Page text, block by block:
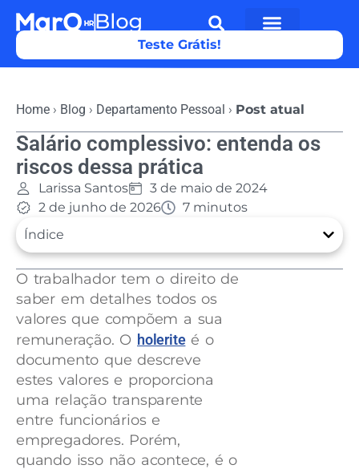
Teste Grátis!
Home › Blog › Departamento Pessoal › Post atual
Salário complessivo: entenda os
riscos dessa prática
Larissa Santos
3 de maio de 2024
2 de junho de 2026
7 minutos
Índice
O trabalhador tem o direito de
saber em detalhes todos os
valores que compõem a sua
remuneração. O holeriteé o
documento que descreve
estes valores e proporciona
uma relação transparente
entre funcionários e
empregadores. Porém,
quando isso não acontece, é o